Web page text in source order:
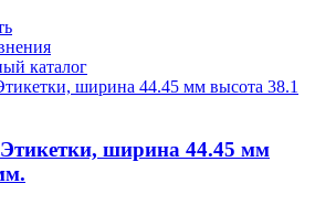
каталог
ширина 44.45 мм